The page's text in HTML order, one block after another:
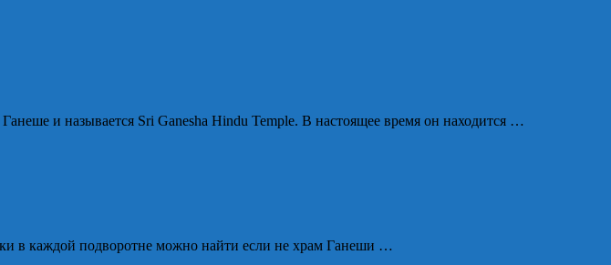
и называется Sri Ganesha Hindu Temple. В настоящее время он находится …
в каждой подворотне можно найти если не храм Ганеши …